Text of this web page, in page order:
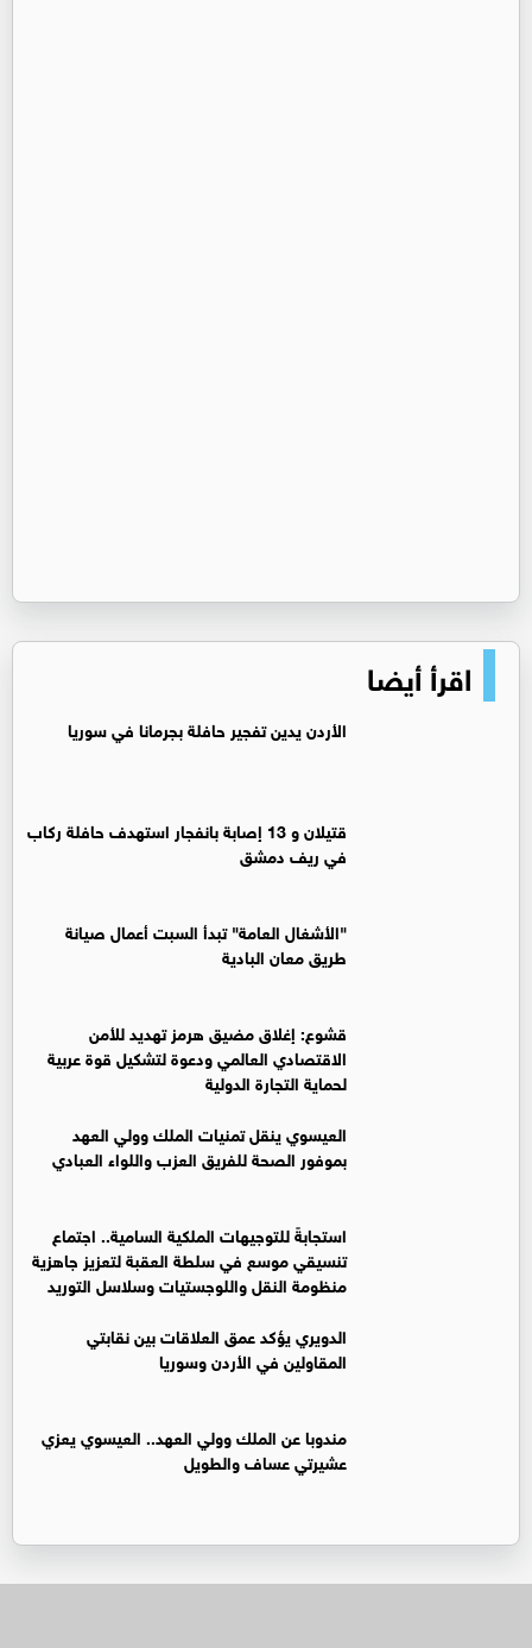
اقرأ أيضا
الأردن يدين تفجير حافلة بجرمانا في سوريا
قتيلان و 13 إصابة بانفجار استهدف حافلة ركاب
في ريف دمشق
"الأشغال العامة" تبدأ السبت أعمال صيانة
طريق معان البادية
قشوع: إغلاق مضيق هرمز تهديد للأمن
الاقتصادي العالمي ودعوة لتشكيل قوة عربية
لحماية التجارة الدولية
العيسوي ينقل تمنيات الملك وولي العهد
بموفور الصحة للفريق العزب واللواء العبادي
استجابةً للتوجيهات الملكية السامية.. اجتماع
تنسيقي موسع في سلطة العقبة لتعزيز جاهزية
منظومة النقل واللوجستيات وسلاسل التوريد
الدويري يؤكد عمق العلاقات بين نقابتي
المقاولين في الأردن وسوريا
مندوبا عن الملك وولي العهد.. العيسوي يعزي
عشيرتي عساف والطويل